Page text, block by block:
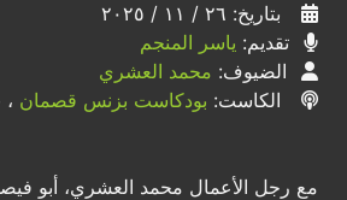
بتاريخ: ٢٦ / ١١ / ٢٠٢٥
تقديم: ياسر المنجم
الضيوف: محمد العشري
الكاست: بودكاست بزنس قصمان ،
مع رجل الأعمال محمد العشري، أبو